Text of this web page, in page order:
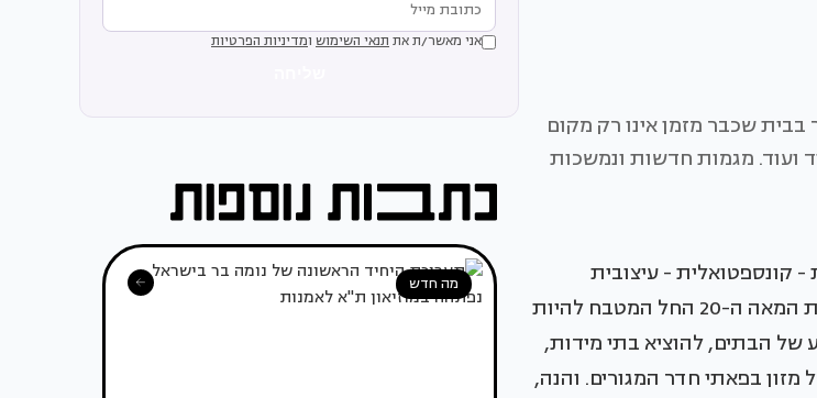
שכבר מזמן אינו רק מקום
ועוד. מגמות חדשות ונמשכות
קונספטואלית - עיצובית
מה"חדר" הסגור שעד לא מזמן היה מובן מאליו. אך למעשה, רק בתחילת המאה ה-20 החל המטבח להיות
של הבתים, להוציא בתי מידות,
בפאתי חדר המגורים. והנה,
אני מאשר/ת את תנאי השימוש ומדיניות הפרטיות
מה חדש